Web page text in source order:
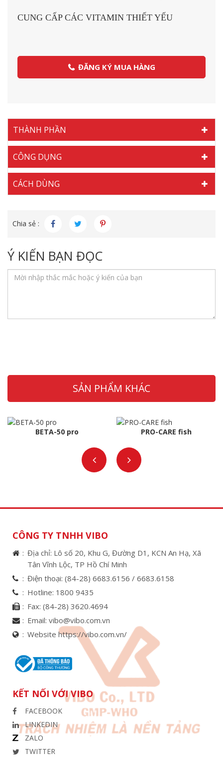
CUNG CẤP CÁC VITAMIN THIẾT YẾU
ĐĂNG KÝ MUA HÀNG
THÀNH PHẦN
CÔNG DỤNG
CÁCH DÙNG
Chia sẻ :
Ý KIẾN BẠN ĐỌC
SẢN PHẨM KHÁC
BETA-50 pro PRO-CARE fish
CÔNG TY TNHH VIBO
Địa chỉ: Lô số 20, Khu G, Đường D1, KCN An Hạ, Xã
Tân Vĩnh Lộc, TP Hồ Chí Minh
Điện thoại: (84-28) 6683.6156 / 6683.6158
Hotline: 1800 9435
Fax: (84-28) 3620.4694
Email: vibo@vibo.com.vn
Website https://vibo.com.vn/
KẾT NỐI VỚI VIBO
FACEBOOK
LINKEDIN
ZALO
TWITTER